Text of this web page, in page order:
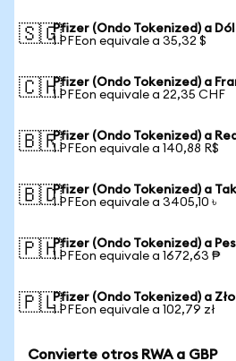
🇸🇬Pfizer (Ondo Tokenized) a
1 PFEon equivale a 35,32 $
🇨🇭Pfizer (Ondo Tokenized) a
1 PFEon equivale a 22,35 CHF
🇧🇷Pfizer (Ondo Tokenized) a
1 PFEon equivale a 140,88 R$
🇧🇩Pfizer (Ondo Tokenized) a
1 PFEon equivale a 3405,10 ৳
🇵🇭Pfizer (Ondo Tokenized) a
1 PFEon equivale a 1672,63 ₱
🇵🇱Pfizer (Ondo Tokenized) a
1 PFEon equivale a 102,79 zł
Convierte otros RWA a GBP